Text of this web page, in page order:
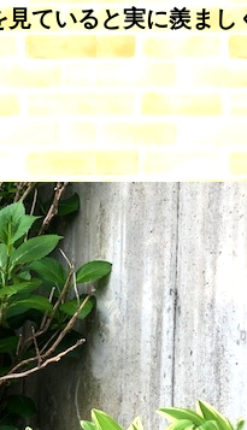
ていると実に羨まし